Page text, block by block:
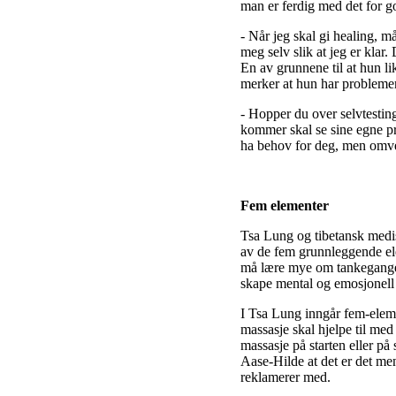
man er ferdig med det for
- Når jeg skal gi healing,
meg selv slik at jeg er
En av grunnene til at hun
merker at hun har
- Hopper du over
kommer skal se sine egne
ha behov for deg, men
Fem elementer
Tsa Lung og tibetansk
av de fem grunnleggende
må lære mye om
skape mental og
I Tsa Lung inngår fem-
massasje skal hjelpe til
massasje på starten eller
Aase-Hilde at det er det
reklamerer med.